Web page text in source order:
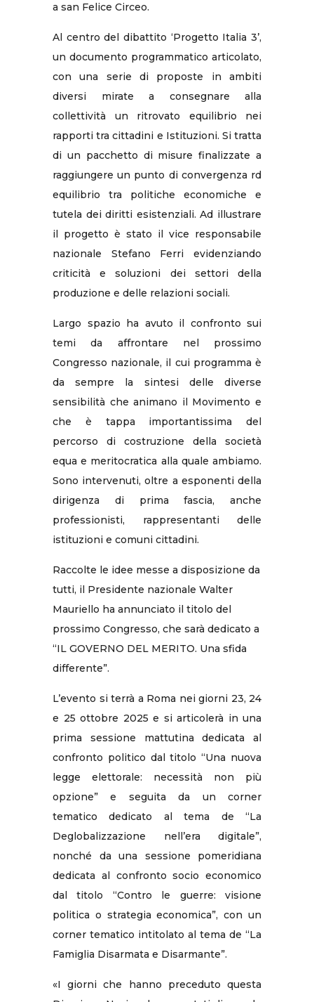
a san Felice Circeo.
Al centro del dibattito ‘Progetto Italia 3’,
un documento programmatico articolato,
con una serie di proposte in ambiti
diversi mirate a consegnare alla
collettività un ritrovato equilibrio nei
rapporti tra cittadini e Istituzioni. Si tratta
di un pacchetto di misure finalizzate a
raggiungere un punto di convergenza rd
equilibrio tra politiche economiche e
tutela dei diritti esistenziali. Ad illustrare
il progetto è stato il vice responsabile
nazionale Stefano Ferri evidenziando
criticità e soluzioni dei settori della
produzione e delle relazioni sociali.
Largo spazio ha avuto il confronto sui
temi da affrontare nel prossimo
Congresso nazionale, il cui programma è
da sempre la sintesi delle diverse
sensibilità che animano il Movimento e
che è tappa importantissima del
percorso di costruzione della società
equa e meritocratica alla quale ambiamo.
Sono intervenuti, oltre a esponenti della
dirigenza di prima fascia, anche
professionisti, rappresentanti delle
istituzioni e comuni cittadini.
Raccolte le idee messe a disposizione da
tutti, il Presidente nazionale Walter
Mauriello ha annunciato il titolo del
prossimo Congresso, che sarà dedicato a
“IL GOVERNO DEL MERITO. Una sfida
differente”.
L’evento si terrà a Roma nei giorni 23, 24
e 25 ottobre 2025 e si articolerà in una
prima sessione mattutina dedicata al
confronto politico dal titolo “Una nuova
legge elettorale: necessità non più
opzione” e seguita da un corner
tematico dedicato al tema de “La
Deglobalizzazione nell’era digitale”,
nonché da una sessione pomeridiana
dedicata al confronto socio economico
dal titolo “Contro le guerre: visione
politica o strategia economica”, con un
corner tematico intitolato al tema de “La
Famiglia Disarmata e Disarmante”.
«I giorni che hanno preceduto questa